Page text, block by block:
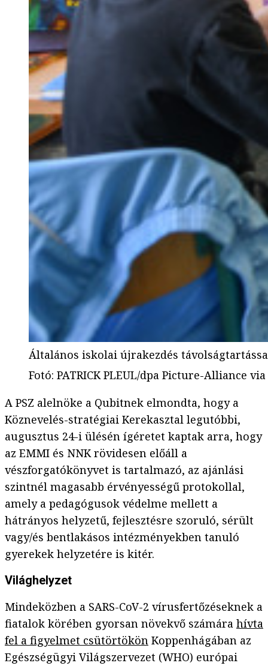
Általános iskolai újrakezdés
Fotó: PATRICK PLEUL/dpa Picture-Alliance via
A PSZ alelnöke a Qubitnek elmondta, hogy a
Köznevelés-stratégiai Kerekasztal legutóbbi,
augusztus 24-i ülésén ígéretet kaptak arra, hogy
az EMMI és NNK rövidesen előáll a
vészforgatókönyvet is tartalmazó, az ajánlási
szintnél magasabb érvényességű protokollal,
amely a pedagógusok védelme mellett a
hátrányos helyzetű, fejlesztésre szoruló, sérült
vagy/és bentlakásos intézményekben tanuló
gyerekek helyzetére is kitér.
Világhelyzet
Mindeközben a SARS-CoV-2 vírusfertőzéseknek a
fiatalok körében gyorsan növekvő számára hívta
fel a figyelmet csütörtökön Koppenhágában az
Egészségügyi Világszervezet (WHO) európai